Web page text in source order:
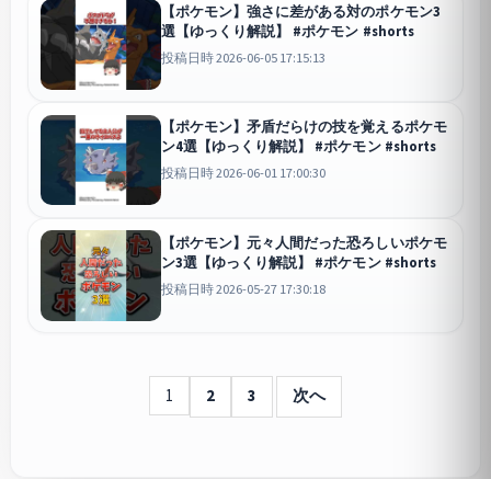
【ポケモン】強さに差がある対のポケモン3
選【ゆっくり解説】 #ポケモン #shorts
投稿日時 2026-06-05 17:15:13
【ポケモン】矛盾だらけの技を覚えるポケモ
ン4選【ゆっくり解説】 #ポケモン #shorts
投稿日時 2026-06-01 17:00:30
【ポケモン】元々人間だった恐ろしいポケモ
ン3選【ゆっくり解説】 #ポケモン #shorts
投稿日時 2026-05-27 17:30:18
1 2 3 次へ